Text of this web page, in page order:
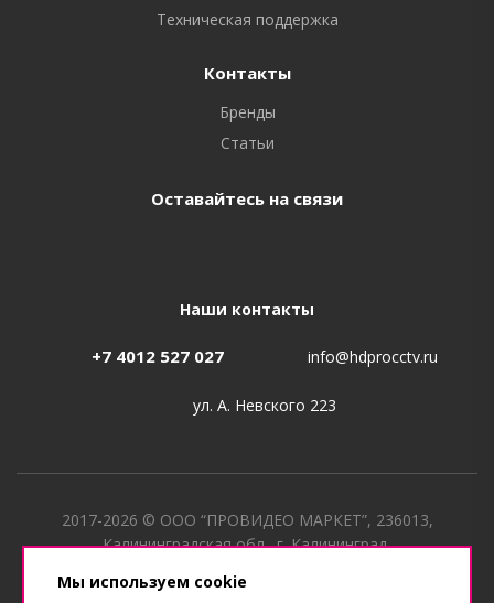
Техническая поддержка
Контакты
Бренды
Статьи
Оставайтесь на связи
Наши контакты
+7 4012 527 027 info@hdprocctv.ru
ул. А. Невского 223
2017-2026 © ООО “ПРОВИДЕО МАРКЕТ”, 236013,
Калининградская обл., г. Калининград,
1173926024920
Мы используем cookie